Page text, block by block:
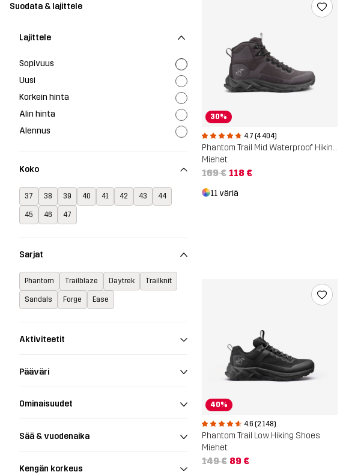
Suodata & lajittele
Lajittele
Sopivuus
Uusi
Korkein hinta
Alin hinta
Alennus
Koko
37 38 39 40 41 42 43 44
45 46 47
Sarjat
Phantom Trailblaze Daytrek Trailknit
Sandals Forge Ease
Aktiviteetit
Pääväri
Ominaisuudet
Sää & vuodenaika
Kengän korkeus
30%
4.7 (4 404)
Phantom Trail Mid Waterproof Hiking Boots
Miehet
169 € 118 €
11 väriä
40%
4.6 (2 148)
Phantom Trail Low Hiking Shoes
Miehet
149 € 89 €